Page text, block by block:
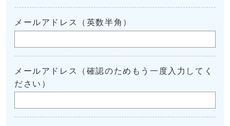
メールアドレス（英数半角）
メールアドレス（確認のためもう一度入力してく
ださい）